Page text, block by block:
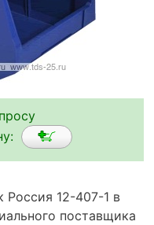
12-407-1 в
поставщика